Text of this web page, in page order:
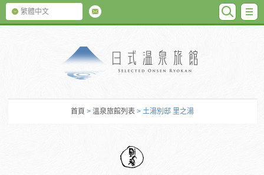
繁體中文
首頁 >溫泉旅館列表 > 土湯別邸 里之湯